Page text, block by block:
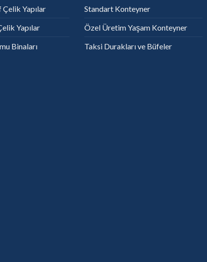
Yapılar
Yapılar
Binaları
Standart Konteyner
Özel Üretim Yaşam Konteyner
Taksi Durakları ve Büfeler